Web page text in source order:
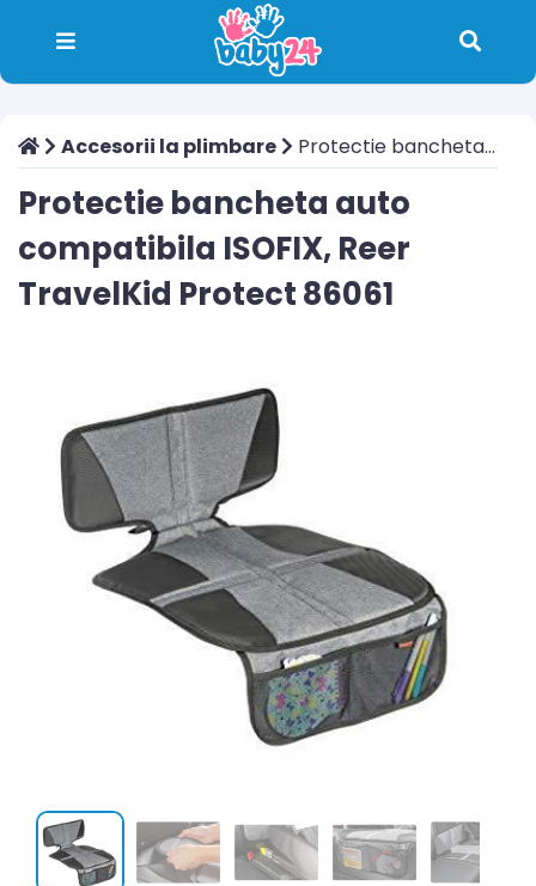
Accesorii la plimbare Protectie bancheta auto compatibila ISOFIX, Reer TravelKid Protect 86061
Protectie bancheta auto
compatibila ISOFIX, Reer
TravelKid Protect 86061